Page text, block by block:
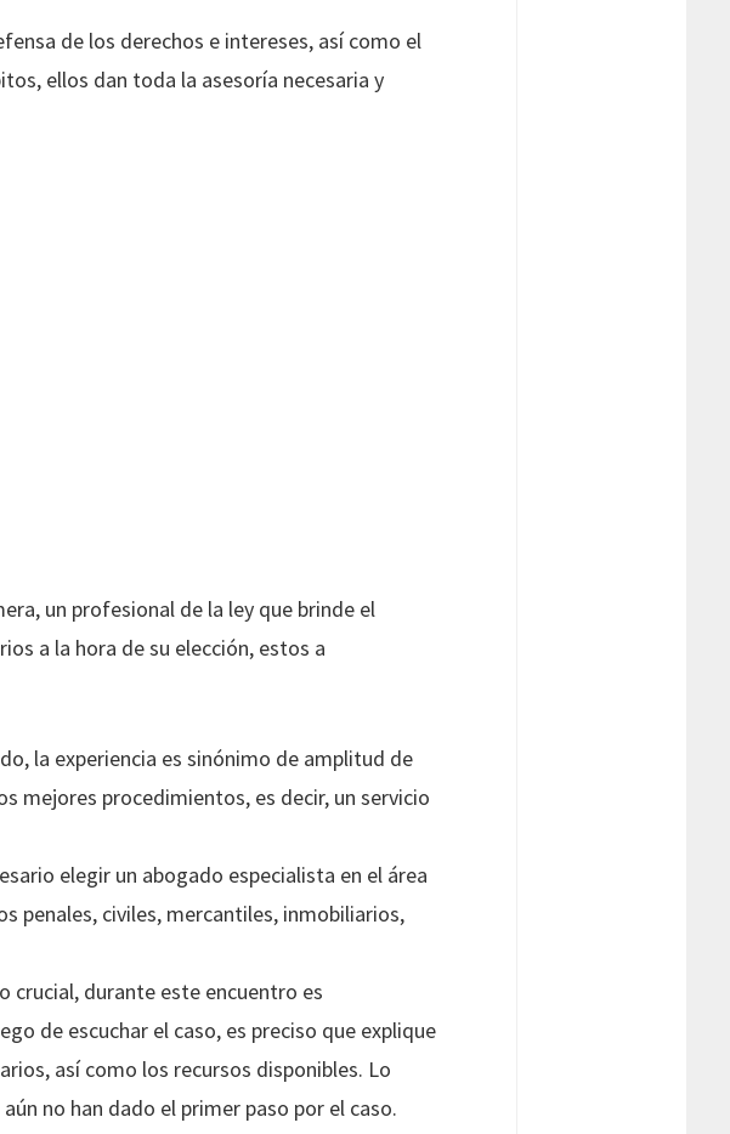
de los derechos e intereses, así como el
ellos dan toda la asesoría necesaria y
un profesional de la ley que brinde el
a la hora de su elección, estos a
la experiencia es sinónimo de amplitud de
mejores procedimientos, es decir, un servicio
elegir un abogado especialista en el área
penales, civiles, mercantiles, inmobiliarios,
crucial, durante este encuentro es
de escuchar el caso, es preciso que explique
así como los recursos disponibles. Lo
no han dado el primer paso por el caso.